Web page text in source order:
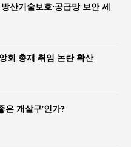
산기술보호·공급망 보안 세
회 총재 취임 논란 확산
은 개살구’인가?